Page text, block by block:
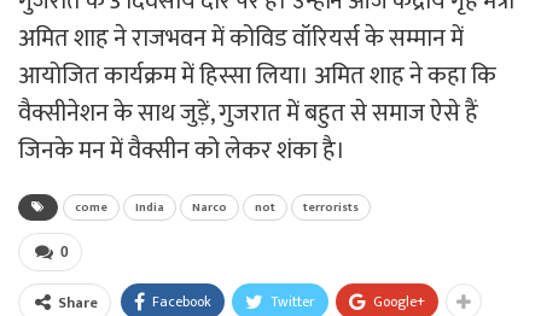
अमित शाह ने राजभवन में कोविड वॉरियर्स के सम्मान में
आयोजित कार्यक्रम में हिस्सा लिया। अमित शाह ने कहा कि
वैक्सीनेशन के साथ जुड़ें, गुजरात में बहुत से समाज ऐसे हैं
जिनके मन में वैक्सीन को लेकर शंका है।
come India Narco not terrorists
0
Share Facebook Twitter Google+